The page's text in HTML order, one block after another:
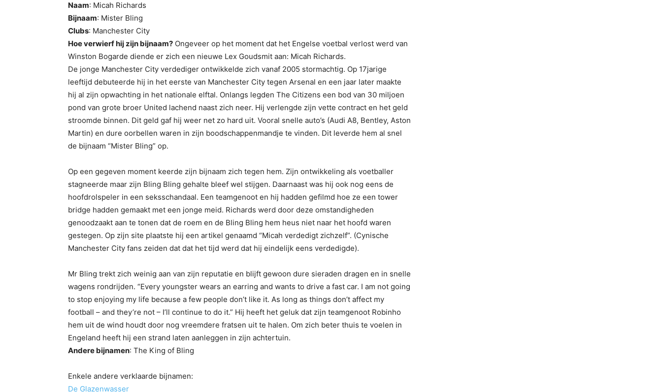
Naam: Micah Richards
Bijnaam: Mister Bling
Clubs: Manchester City
Hoe verwierf hij zijn bijnaam? Ongeveer op het moment dat het Engelse voetbal verlost werd van
Winston Bogarde diende er zich een nieuwe Lex Goudsmit aan: Micah Richards.
De jonge Manchester City verdediger ontwikkelde zich vanaf 2005 stormachtig. Op 17jarige
leeftijd debuteerde hij in het eerste van Manchester City tegen Arsenal en een jaar later maakte
hij al zijn opwachting in het nationale elftal. Onlangs legden The Citizens een bod van 30 miljoen
pond van grote broer United lachend naast zich neer. Hij verlengde zijn vette contract en het geld
stroomde binnen. Dit geld gaf hij weer net zo hard uit. Vooral snelle auto’s (Audi A8, Bentley, Aston
Martin) en dure oorbellen waren in zijn boodschappenmandje te vinden. Dit leverde hem al snel
de bijnaam “Mister Bling” op.
Op een gegeven moment keerde zijn bijnaam zich tegen hem. Zijn ontwikkeling als voetballer
stagneerde maar zijn Bling Bling gehalte bleef wel stijgen. Daarnaast was hij ook nog eens de
hoofdrolspeler in een seksschandaal. Een teamgenoot en hij hadden gefilmd hoe ze een tower
bridge hadden gemaakt met een jonge meid. Richards werd door deze omstandigheden
genoodzaakt aan te tonen dat de roem en de Bling Bling hem heus niet naar het hoofd waren
gestegen. Op zijn site plaatste hij een artikel genaamd “Micah verdedigt zichzelf”. (Cynische
Manchester City fans zeiden dat dat het tijd werd dat hij eindelijk eens verdedigde).
Mr Bling trekt zich weinig aan van zijn reputatie en blijft gewoon dure sieraden dragen en in snelle
wagens rondrijden. “Every youngster wears an earring and wants to drive a fast car. I am not going
to stop enjoying my life because a few people don’t like it. As long as things don’t affect my
football – and they’re not – I’ll continue to do it.” Hij heeft het geluk dat zijn teamgenoot Robinho
hem uit de wind houdt door nog vreemdere fratsen uit te halen. Om zich beter thuis te voelen in
Engeland heeft hij een strand laten aanleggen in zijn achtertuin.
Andere bijnamen: The King of Bling
Enkele andere verklaarde bijnamen:
De Glazenwasser